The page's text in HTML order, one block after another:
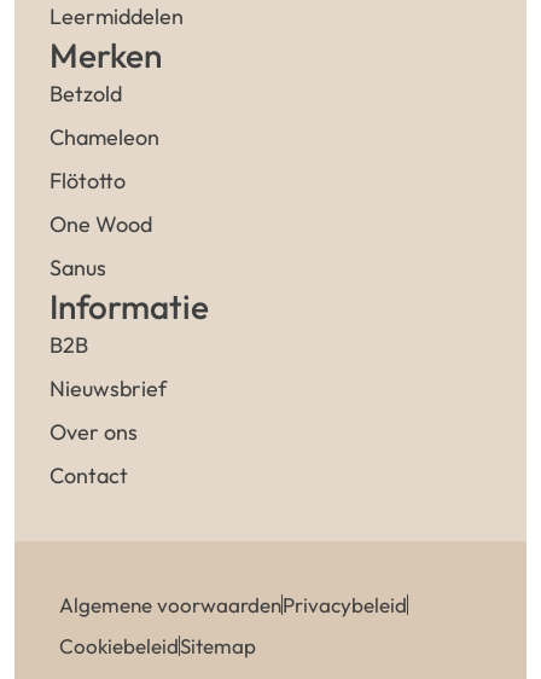
Leermiddelen
Merken
Betzold
Chameleon
Flötotto
One Wood
Sanus
Informatie
B2B
Nieuwsbrief
Over ons
Contact
Algemene voorwaardenPrivacybeleid
CookiebeleidSitemap